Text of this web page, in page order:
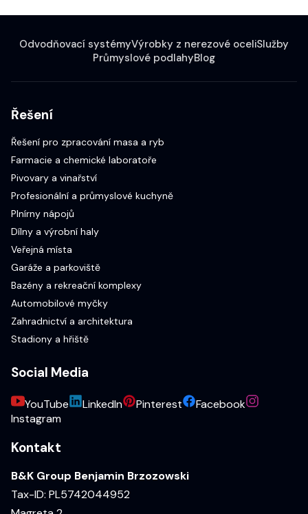
Odvodňovací systémyVýrobky z nerezové oceliSlužby
Průmyslové podlahyBlog
Řešení
Řešení pro zpracování masa a ryb
Farmacie a chemické laboratoře
Pivovary a vinařství
Profesionální a průmyslové kuchyně
Plnírny nápojů
Dílny a výrobní haly
Veřejná místa
Garáže a parkoviště
Bazény a rekreační komplexy
Automobilové myčky
Zahradnictví a architektura
Stadiony a hřiště
Social Media
YouTube LinkedIn Pinterest
Facebook
Instagram
Kontakt
B&K Group Benjamin Brzozowski
Tax-ID: PL5742044952